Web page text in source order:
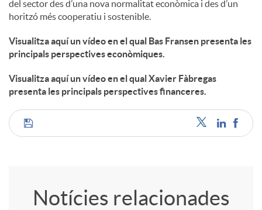
del sector des d’una nova normalitat econòmica i des d’un
horitzó més cooperatiu i sostenible.
Visualitza aquí un vídeo en el qual Bas Fransen presenta les
principals perspectives econòmiques.
Visualitza aquí un vídeo en el qual Xavier Fàbregas
presenta les principals perspectives financeres.
C
Notícies relacionades